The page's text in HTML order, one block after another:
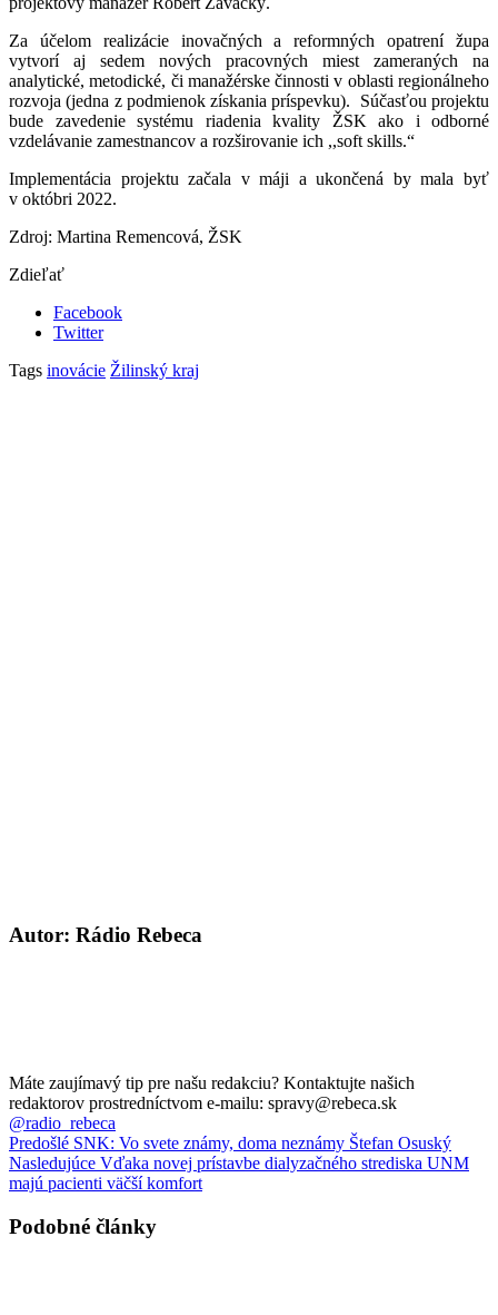
Za účelom realizácie inovačných a reformných opatrení župa
vytvorí aj sedem nových pracovných miest zameraných na
analytické, metodické, či manažérske činnosti v oblasti regionálneho
rozvoja (jedna z podmienok získania príspevku). Súčasťou projektu
bude zavedenie systému riadenia kvality ŽSK ako i odborné
vzdelávanie zamestnancov a rozširovanie ich ,,soft skills.“
Implementácia projektu začala v máji a ukončená by mala byť
v októbri 2022.
Zdroj: Martina Remencová, ŽSK
Zdieľať
Facebook
Twitter
Tags inovácie Žilinský kraj
Autor: Rádio Rebeca
Máte zaujímavý tip pre našu redakciu? Kontaktujte našich
redaktorov prostredníctvom e-mailu: spravy@rebeca.sk
@radio_rebeca
Predošlé SNK: Vo svete známy, doma neznámy Štefan Osuský
Nasledujúce Vďaka novej prístavbe dialyzačného strediska UNM
majú pacienti väčší komfort
Podobné články